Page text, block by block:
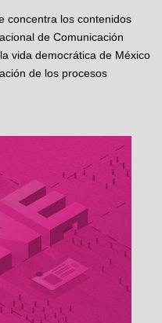
concentra los contenidos
de Comunicación
vida democrática de México
de los procesos